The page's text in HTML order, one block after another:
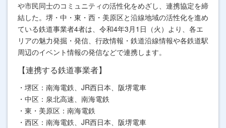
や市民同士のコミュニティの活性化をめざし、連携協定を締
結した。堺・中・東・西・美原区と沿線地域の活性化を進め
ている鉄道事業者4者は、令和4年3月1日（火）より、各エ
リアの魅力発掘・発信、行政情報・鉄道沿線情報や各鉄道駅
周辺のイベント情報の発信などで連携します。
【連携する鉄道事業者】
・堺区：南海電鉄、JR西日本、阪堺電車
・中区：泉北高速、南海電鉄
・東・美原区：南海電鉄
・西区：南海電鉄、JR西日本、阪堺電車